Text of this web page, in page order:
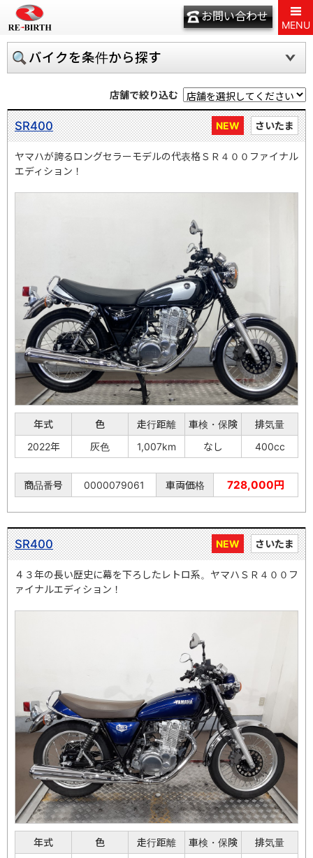
お問い合わせ
MENU
バイクを条件から探す
店舗で絞り込む
NEW さいたま
SR400
ヤマハが誇るロングセラーモデルの代表格ＳＲ４００ファイナル
エディション！
年式 色 走行距離 車検・保険
排気量
2022年
灰色 1,007km なし 400cc
商品番号 0000079061 車両価格 728,000円
NEW さいたま
SR400
４３年の長い歴史に幕を下ろしたレトロ系。ヤマハＳＲ４００フ
ァイナルエディション！
年式 色 走行距離 車検・保険
排気量